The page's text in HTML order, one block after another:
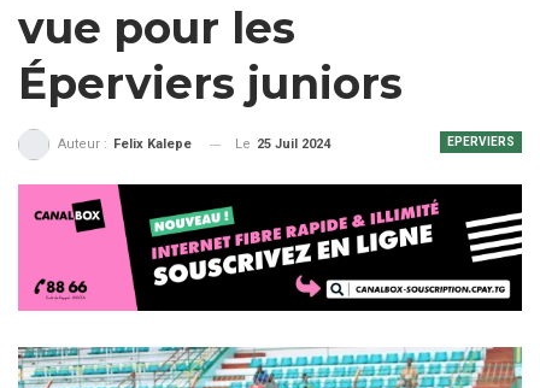
vue pour les
Éperviers juniors
EPERVIERS
Auteur : Felix Kalepe Le 25 Juil 2024